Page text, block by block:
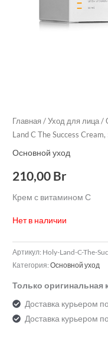
Главная /Уход для лица /
Land C The Success
Основной уход
210,00 Br
Крем с витамином С
Нет в наличии
Артикул: Holy-Land-C-The-
Категория:Основной уход
Только оригинальная
Доставка курьером
Доставка курьером